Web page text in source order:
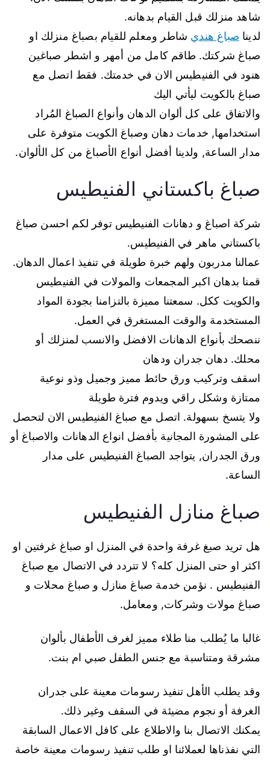
شاهد منزلك قبل القيام بدهانه.
لدينا صباغ هندي شاطر ومعلم للقيام بصباغ منزلك او
صباغ شركتك. طاقم كامل من أمهر و اشطر صباغين
هنود في الفنيطيس الان في خدمتك. فقط اتصل مع
صباغ بالكويت ليأتي اليك
والاتفاق على كل ألوان الدهان وأنواع الصباغ المُراد
استخدامها, خدمات دهان وصباغ الكويت متوفرة على
مدار الساعة, ولدينا أفضل أنواع الأصباغ من كل الألوان.
صباغ باكستاني الفنيطيس
شركة اصباغ و دهانات الفنيطيس توفر لكم احسن صباغ
باكستاني ماهر في الفنيطيس.
عمالنا مدربون ولهم خبرة طويلة في تنفيذ اعمال الدهان.
قمنا بدهان اكبر المجمعات والمولات في الفنيطيس
والكويت ككل. سمعتنا مميزة بالتزامنا بجودة المواد
المستخدمة والوقت المستغرق في العمل.
ننصحك بأنواع الدهانات الافضل والانسب لمنزلك أو
محلك. دهان جدران ودهان
اسقف وتركيب ورق حائط مميز وجميل وذو نوعية
ممتازة وشكل راقي ويدوم فترة طويلة
ولا يتسخ بسهولة. اتصل مع صباغ الفنيطيس الان لتحصل
على المشورة المجانية بأفضل انواع الدهانات والاصباغ أو
ورق الجدران, يتواجد الصباغ الفنيطيس على مدار
الساعة.
صباغ منازل الفنيطيس
هل تريد صبغ غرفة واحدة في المنزل او صباغ غرفتين او
اكثر او حتى المنزل كله؟ لا تتردد في الاتصال مع صباغ
الفنيطيس . نؤمن خدمة صباغ منازل و صباغ محلات و
صباغ مولات وشركات, ومعامل.
غالبا ما يُطلب منا طلاء مميز لغرف الأطفال بألوان
مشرقة ومتناسبة مع جنس الطفل صبي ام بنت.
وقد يطلب الأهل تنفيذ رسومات معينة على جدران
الغرفة أو نجوم مضيئة في السقف وغير ذلك.
يمكنك الاتصال بنا والاطلاع على كافل الاعمال السابقة
التي نفذناها لعملائنا او طلب تنفيذ رسومات معينة خاصة